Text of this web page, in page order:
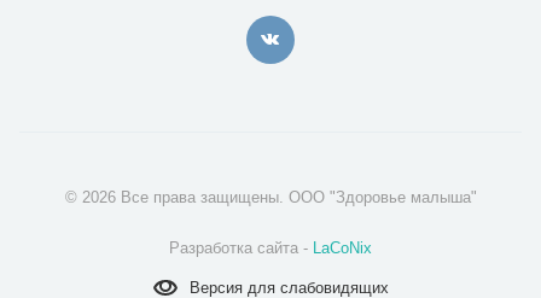
© 2026 Все права защищены. ООО "Здоровье малыша"
Разработка сайта - LaCoNix
Версия дляслабовидящих